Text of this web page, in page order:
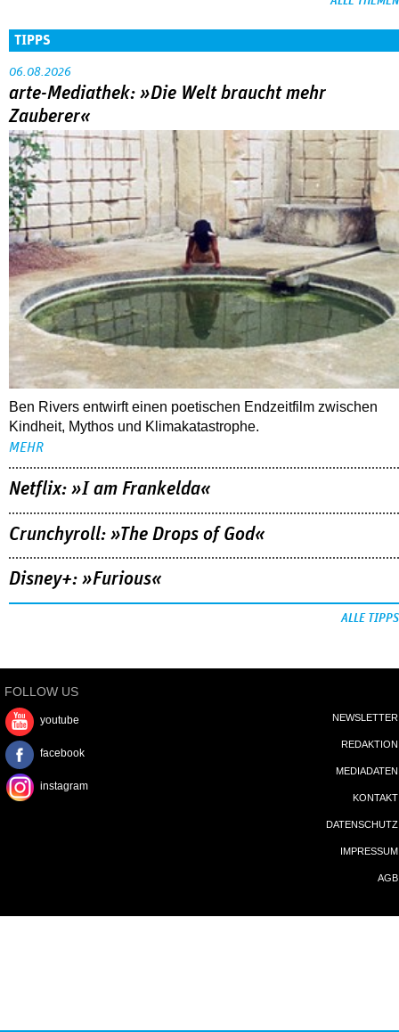
Ben Rivers entwirft einen poetischen Endzeitfilm zwischen
Kindheit, Mythos und Klimakatastrophe.
MEHR
Netflix: »I am Frankelda«
Crunchyroll: »The Drops of God«
Disney+: »Furious«
FOLLOW US
youtube
IMPRESSUM
AGB